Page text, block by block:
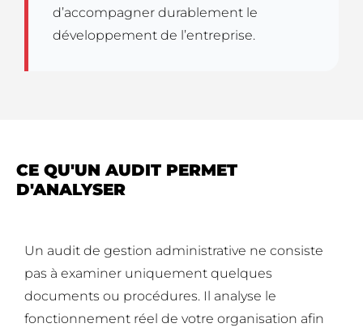
d’accompagner durablement le
développement de l’entreprise.
CE QU'UN AUDIT PERMET
D'ANALYSER
Un audit de gestion administrative ne consiste
pas à examiner uniquement quelques
documents ou procédures. Il analyse le
fonctionnement réel de votre organisation afin